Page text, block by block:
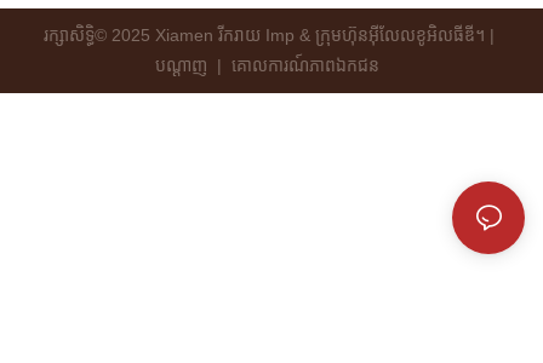
រក្សាសិទ្ធិ© 2025 Xiamen រីករាយ Imp & ក្រុមហ៊ុនអ៊ីលែលខូអិលធីឌី។ |
បណ្ដាញ
| គោលការណ៍​ភាព​ឯកជន